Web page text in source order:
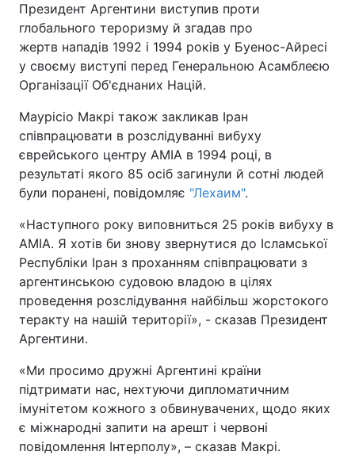
Київ Львів
Дніпро Харків
Одеса
Спорт Наука
Техно і зв'язок Лайт
Зброя Інциденти
Здоров'я Туризм
Цікавинки Погода
Відео з Youtube
Інтерв'ю Думки
Архів Вакансії
Президент Аргентини виступив проти
глобального тероризму й згадав про
жертв нападів 1992 і 1994 років у Буенос-Айресі
у своєму виступі перед Генеральною Асамблеєю
Організації Об'єднаних Націй.
Маурісіо Макрі також закликав Іран
співпрацювати в розслідуванні вибуху
єврейського центру AMIA в 1994 році, в
результаті якого 85 осіб загинули й сотні людей
були поранені, повідомляє "Лехаим".
«Наступного року виповниться 25 років вибуху в
AMIA. Я хотів би знову звернутися до Ісламської
Республіки Іран з проханням співпрацювати з
аргентинською судовою владою в цілях
проведення розслідування найбільш жорстокого
теракту на нашій території», - сказав Президент
Аргентини.
«Ми просимо дружні Аргентині країни
підтримати нас, нехтуючи дипломатичним
імунітетом кожного з обвинувачених, щодо яких
є міжнародні запити на арешт і червоні
повідомлення Інтерполу», – сказав Макрі.